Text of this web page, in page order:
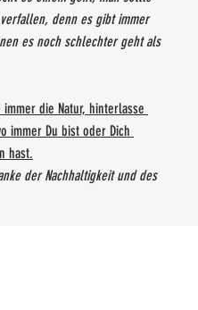
denn es gibt immer
es noch schlechter geht als
die Natur, hinterlasse
immer Du bist oder Dich
hast.
der Nachhaltigkeit und des